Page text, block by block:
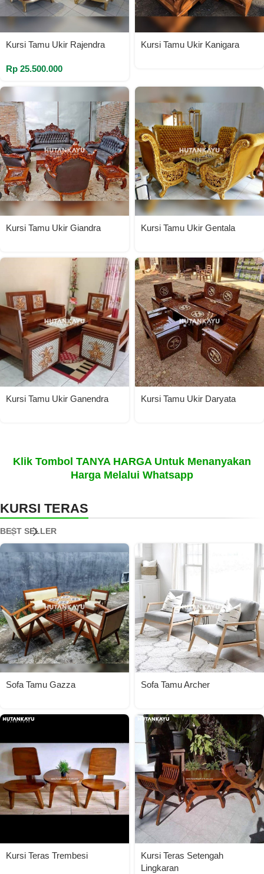
Kursi Tamu Ukir Rajendra
Rp 25.500.000
Kursi Tamu Ukir Kanigara
Kursi Tamu Ukir Giandra Kursi Tamu Ukir Gentala
Kursi Tamu Ukir Ganendra Kursi Tamu Ukir Daryata
Klik Tombol TANYA HARGA Untuk Menanyakan
Harga Melalui Whatsapp
KURSI TERAS
BEST SELLER
Sofa Tamu Gazza Sofa Tamu Archer
Kursi Teras Trembesi
Kursi Teras Setengah
Lingkaran